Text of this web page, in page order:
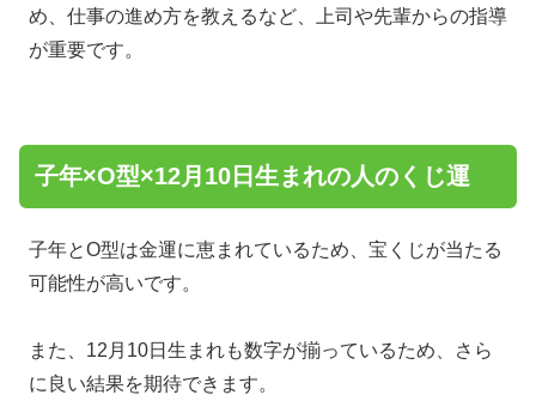
め、仕事の進め方を教えるなど、上司や先輩からの指導
が重要です。
子年×O型×12月10日生まれの人のくじ運
子年とO型は金運に恵まれているため、宝くじが当たる
可能性が高いです。
また、12月10日生まれも数字が揃っているため、さら
に良い結果を期待できます。